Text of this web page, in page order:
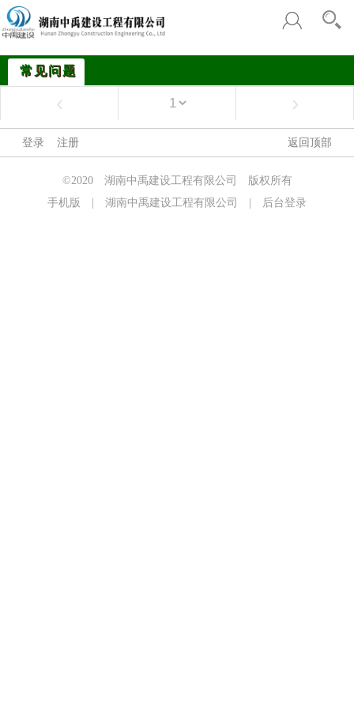
常见问题
‹ ›
登录 注册 返回顶部
©2020 湖南中禹建设工程有限公司 版权所有
手机版 | 湖南中禹建设工程有限公司 |
后台登录